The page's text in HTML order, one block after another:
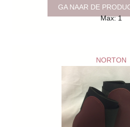
GA NAAR DE
Max: 1
NORTON